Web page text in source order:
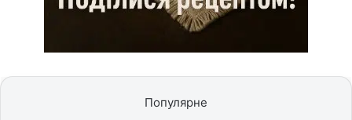
Популярне